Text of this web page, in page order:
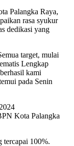
Palangka Raya,
rasa syukur
dedikasi yang
target, mulai
Lengkap
kami
pada Senin
Kota Palangka
tercapai 100%.